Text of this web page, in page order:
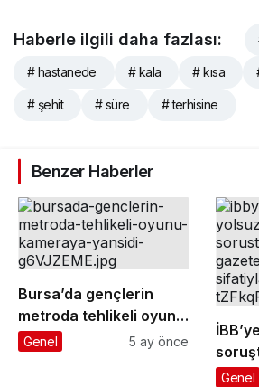
Haberle ilgili daha fazlası:
# hastanede # kala # kısa
# şehit # süre # terhisine
Benzer Haberler
Bursa’da gençlerin
metroda tehlikeli oyunu
kameraya yansıdı
Genel 5 ay önce
Genel